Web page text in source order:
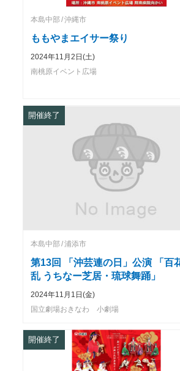
本島中部 沖縄市
ももやまエイサー祭り
2024年11月2日(土)
南桃原イベント広場
開催終了
本島中部 浦添市
第13回 「沖芸連の日」公演 「百
乱 うちなー芝居・琉球舞踊」
2024年11月1日(金)
国立劇場おきなわ 小劇場
開催終了